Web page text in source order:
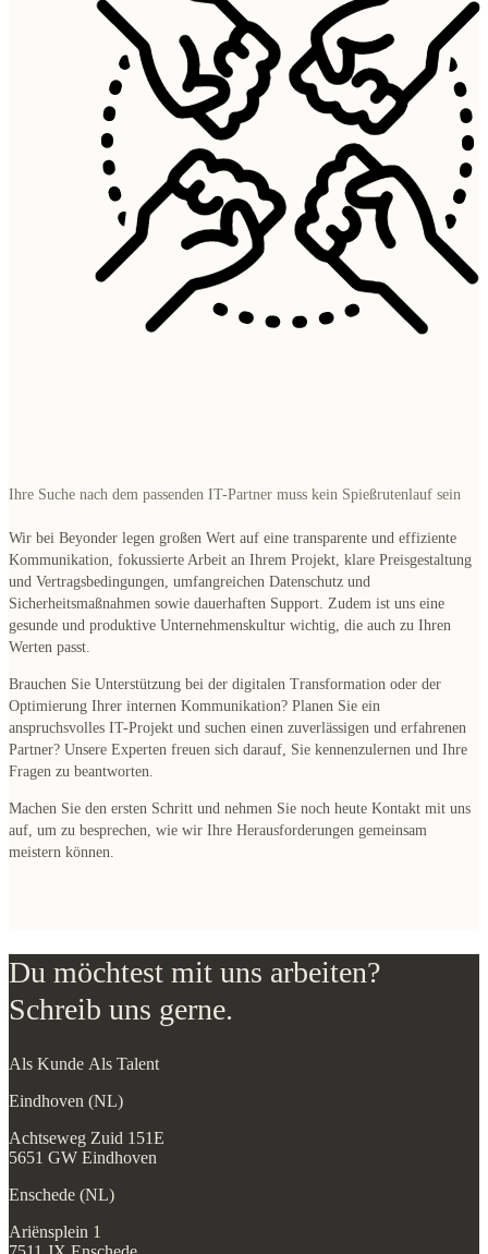
Ihre Suche nach dem passenden IT-Partner muss kein Spießrutenlauf sein
Wir bei Beyonder legen großen Wert auf eine transparente und effiziente
Kommunikation, fokussierte Arbeit an Ihrem Projekt, klare Preisgestaltung
und Vertragsbedingungen, umfangreichen Datenschutz und
Sicherheitsmaßnahmen sowie dauerhaften Support. Zudem ist uns eine
gesunde und produktive Unternehmenskultur wichtig, die auch zu Ihren
Werten passt.
Brauchen Sie Unterstützung bei der digitalen Transformation oder der
Optimierung Ihrer internen Kommunikation? Planen Sie ein
anspruchsvolles IT-Projekt und suchen einen zuverlässigen und erfahrenen
Partner? Unsere Experten freuen sich darauf, Sie kennenzulernen und Ihre
Fragen zu beantworten.
Machen Sie den ersten Schritt und nehmen Sie noch heute Kontakt mit uns
auf, um zu besprechen, wie wir Ihre Herausforderungen gemeinsam
meistern können.
Du möchtest mit uns arbeiten?
Schreib uns gerne.
Als Kunde Als Talent
Eindhoven (NL)
Achtseweg Zuid 151E
5651 GW Eindhoven
Enschede (NL)
Ariënsplein 1